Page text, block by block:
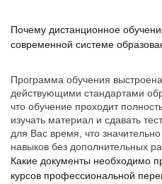
Почему дистанционное
современной системе
Программа обучения выстроена
действующими стандартами
что обучение проходит
изучать материал и сдавать
для Вас время, что
навыков без дополнительных
Какие документы необходимо
курсов профессиональной